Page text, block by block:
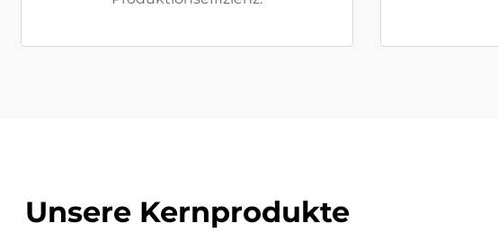
Unsere Kernprodukte